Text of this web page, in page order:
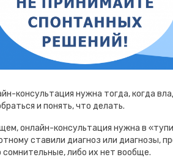
консультация нужна тогда, когда
и понять, что делать.
онлайн-консультация нужна в
ставили диагноз или диагнозы,
сомнительные, либо их нет вообще.